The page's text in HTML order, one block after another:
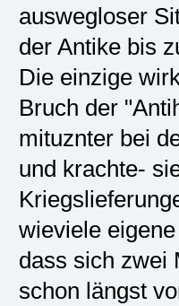
auswegloser
der Antike bis
Die einzige
Bruch der
mituznter bei
und krachte-
wieviele
dass sich zwei
schon längst